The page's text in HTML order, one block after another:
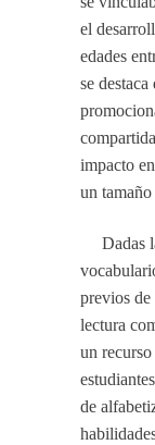
el
edades
se
impacto
un
Dadas
previos
lectura
un
de